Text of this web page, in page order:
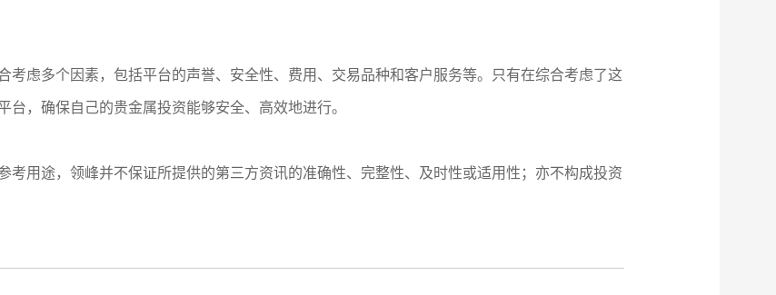
考虑多个因素，包括平台的声誉、安全性、费用、交易品种和客户服务等。只有在综合考虑了这
，确保自己的贵金属投资能够安全、高效地进行。
考用途，领峰并不保证所提供的第三方资讯的准确性、完整性、及时性或适用性；亦不构成投资